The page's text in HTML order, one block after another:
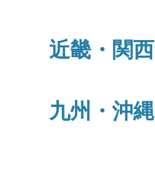
近畿・関西
九州・沖縄